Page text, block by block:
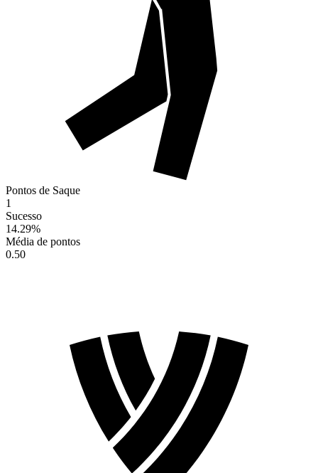
Pontos de Saque
1
Sucesso
14.29%
Média de pontos
0.50